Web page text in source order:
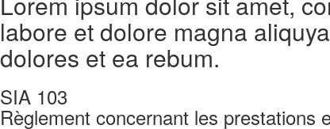
labore et dolore magna
dolores et ea rebum.
SIA 103
Règlement concernant les prestations